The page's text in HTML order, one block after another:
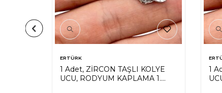
ERTÜRK
1 Adet, ZİRCON TAŞLI KOLYE
UCU, RODYUM KAPLAMA 1.
1